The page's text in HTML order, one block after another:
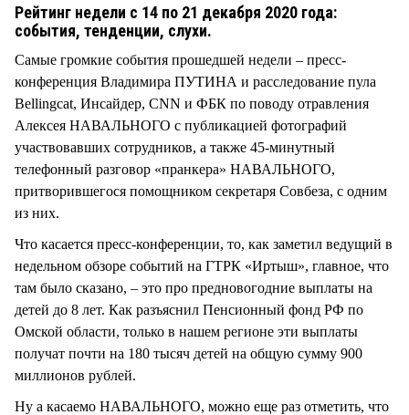
Рейтинг недели с 14 по 21 декабря 2020 года:
события, тенденции, слухи.
Самые громкие события прошедшей недели – пресс-
конференция Владимира ПУТИНА и расследование пула
Bellingcat, Инсайдер, CNN и ФБК по поводу отравления
Алексея НАВАЛЬНОГО с публикацией фотографий
участвовавших сотрудников, а также 45-минутный
телефонный разговор «пранкера» НАВАЛЬНОГО,
притворившегося помощником секретаря Совбеза, с одним
из них.
Что касается пресс-конференции, то, как заметил ведущий в
недельном обзоре событий на ГТРК «Иртыш», главное, что
там было сказано, – это про предновогодние выплаты на
детей до 8 лет. Как разъяснил Пенсионный фонд РФ по
Омской области, только в нашем регионе эти выплаты
получат почти на 180 тысяч детей на общую сумму 900
миллионов рублей.
Ну а касаемо НАВАЛЬНОГО, можно еще раз отметить, что